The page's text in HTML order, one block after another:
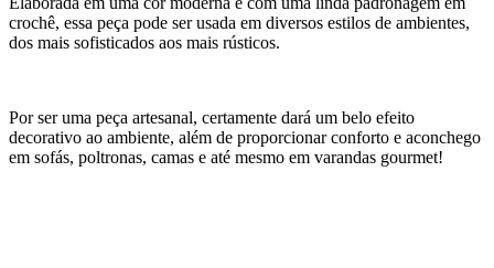
crochê, essa peça pode ser usada em diversos estilos de ambientes,
dos mais sofisticados aos mais rústicos.
Por ser uma peça artesanal, certamente dará um belo efeito
decorativo ao ambiente, além de proporcionar conforto e aconchego
em sofás, poltronas, camas e até mesmo em varandas gourmet!